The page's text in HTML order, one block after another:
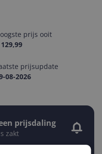
prijs ooit
prijsupdate
08-2026
prijsdaling
zakt